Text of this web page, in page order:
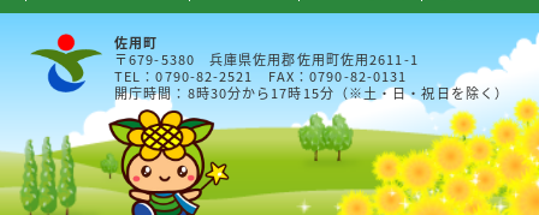
佐用町
〒679-5380 兵庫県佐用郡佐用町佐用2611-1
TEL：0790-82-2521 FAX：0790-82-0131
開庁時間：8時30分から17時15分（※土・日・祝日を除く）